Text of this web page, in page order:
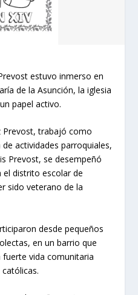
estuvo inmerso en
de la Asunción, la iglesia
papel activo.
Prevost, trabajó como
actividades parroquiales,
Prevost, se desempeñó
distrito escolar de
sido veterano de la
desde pequeños
en un barrio que
vida comunitaria